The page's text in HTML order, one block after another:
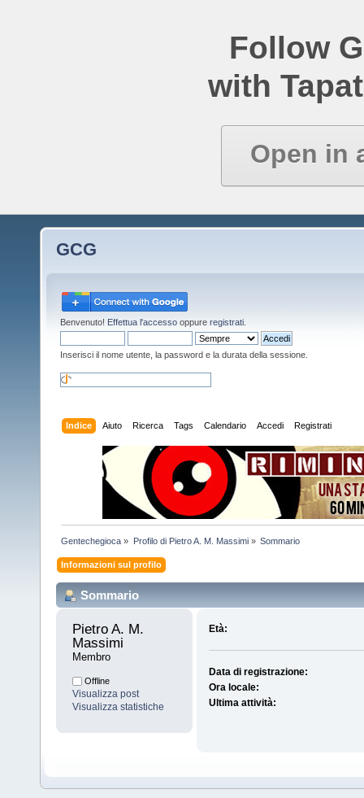
Follow
with
Open in
GCG
Benvenuto! Effettua l'accesso oppure registrati
Inserisci il nome utente, la password e la durata della sessione.
Indice Aiuto Ricerca Tags Calendario Accedi Registrati
Gentechegioca » Profilo di Pietro A. M. Massimi» Sommario
Informazioni sul profilo
Sommario
Pietro A. M.
Massimi
Membro
Offline
Visualizza post
Visualizza statistiche
Età:
Data di registrazione:
Ora locale:
Ultima attività: